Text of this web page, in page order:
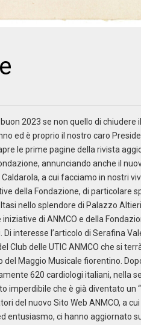
2023 se non quello di
ed è proprio il nostro caro
le prime pagine della rivista
annunciando anche il
a cui facciamo in nostri
della Fondazione, di particolare
nello splendore di Palazzo
di ANMCO e della
interesse l’articolo di Serafina
Club delle UTIC ANMCO che si
del Maggio Musicale fiorentino.
620 cardiologi italiani, nella
imperdibile che è già diventato un
del nuovo Sito Web ANMCO, a
entusiasmo, ci hanno aggiornato